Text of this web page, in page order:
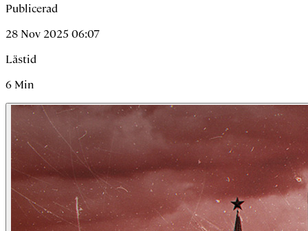
Publicerad
28 Nov 2025 06:07
Lästid
6 Min